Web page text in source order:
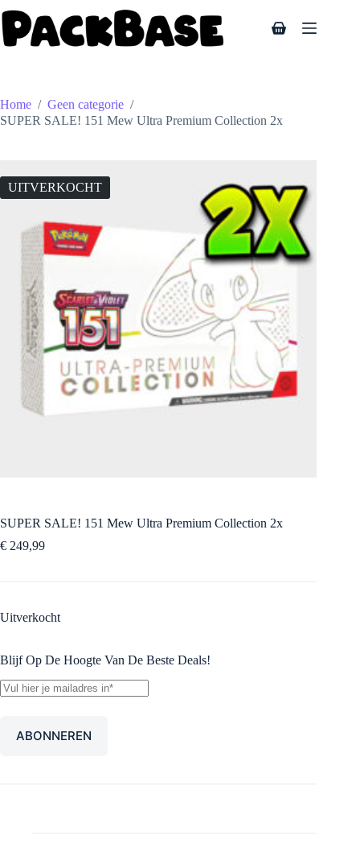
naar
de
inhoud
Winkelwagen
Home / Geen categorie /
SUPER SALE! 151 Mew Ultra Premium Collection 2x
UITVERKOCHT
SUPER SALE! 151 Mew Ultra Premium Collection 2x
€ 249,99
Uitverkocht
Blijf Op De Hoogte Van De Beste Deals!